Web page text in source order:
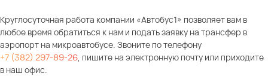
Круглосуточная работа компании «Автобус1» позволяет вам в
любое время обратиться к нам и подать заявку на трансфер в
аэропорт на микроавтобусе. Звоните по телефону
+7 (382) 297-89-26 , пишите на электронную почту или приходите
в наш офис.